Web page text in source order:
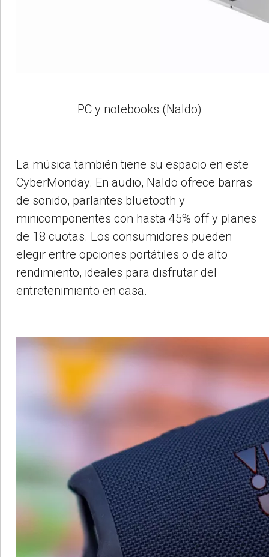
PC y notebooks (Naldo)
La música también tiene su espacio en este
CyberMonday. En audio, Naldo ofrece barras
de sonido, parlantes bluetooth y
minicomponentes con hasta 45% off y planes
de 18 cuotas. Los consumidores pueden
elegir entre opciones portátiles o de alto
rendimiento, ideales para disfrutar del
entretenimiento en casa.